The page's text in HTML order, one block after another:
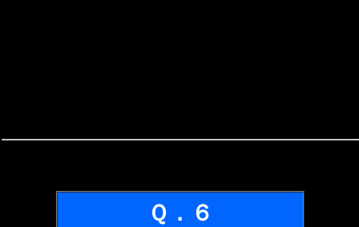
Ｑ．６